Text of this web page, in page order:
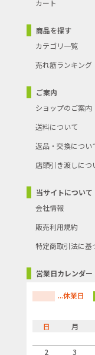
カート
商品を探す
カテゴリ一覧
売れ筋ランキング
ご案内
ショップのご案内
送料について
返品・交換につい
店頭引き渡しにつ
当サイトについて
会社情報
販売利用規約
特定商取引法に基
営業日カレンダー
...休業日
日
月
2
3